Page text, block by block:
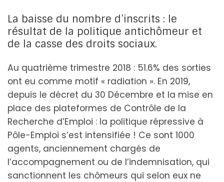
La baisse du nombre d’inscrits : le
résultat de la politique antichômeur et
de la casse des droits sociaux.
Au quatrième trimestre 2018 : 51.6% des sorties
ont eu comme motif « radiation ». En 2019,
depuis le décret du 30 Décembre et la mise en
place des plateformes de Contrôle de la
Recherche d’Emploi : la politique répressive à
Pôle-Emploi s’est intensifiée ! Ce sont 1000
agents, anciennement chargés de
l’accompagnement ou de l’indemnisation, qui
sanctionnent les chômeurs qui selon eux ne